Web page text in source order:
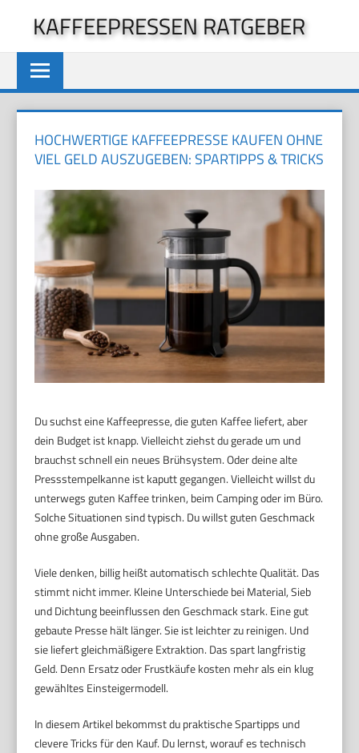
springen
KAFFEEPRESSEN RATGEBER
HOCHWERTIGE KAFFEEPRESSE KAUFEN OHNE
VIEL GELD AUSZUGEBEN: SPARTIPPS & TRICKS
Du suchst eine Kaffeepresse, die guten Kaffee liefert, aber
dein Budget ist knapp. Vielleicht ziehst du gerade um und
brauchst schnell ein neues Brühsystem. Oder deine alte
Pressstempelkanne ist kaputt gegangen. Vielleicht willst du
unterwegs guten Kaffee trinken, beim Camping oder im Büro.
Solche Situationen sind typisch. Du willst guten Geschmack
ohne große Ausgaben.
Viele denken, billig heißt automatisch schlechte Qualität. Das
stimmt nicht immer. Kleine Unterschiede bei Material, Sieb
und Dichtung beeinflussen den Geschmack stark. Eine gut
gebaute Presse hält länger. Sie ist leichter zu reinigen. Und
sie liefert gleichmäßigere Extraktion. Das spart langfristig
Geld. Denn Ersatz oder Frustkäufe kosten mehr als ein klug
gewähltes Einsteigermodell.
In diesem Artikel bekommst du praktische Spartipps und
clevere Tricks für den Kauf. Du lernst, worauf es technisch